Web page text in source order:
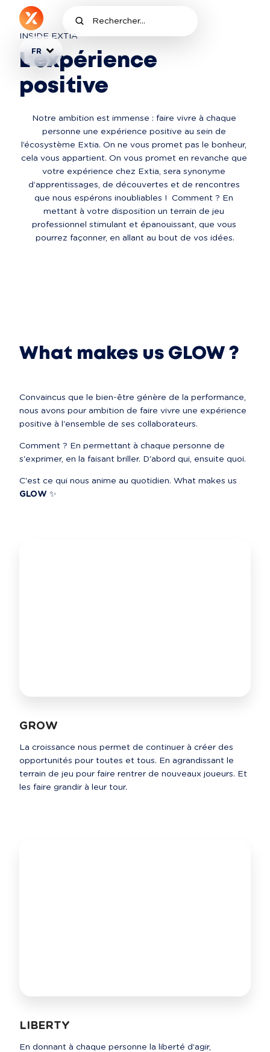
FR
INSIDE EXTIA
L'expérience
positive
Notre ambition est immense : faire vivre à chaque
personne une expérience positive au sein de
l’écosystème Extia. On ne vous promet pas le bonheur,
cela vous appartient. On vous promet en revanche que
votre expérience chez Extia, sera synonyme
d’apprentissages, de découvertes et de rencontres
que nous espérons inoubliables !  Comment ? En
mettant à votre disposition un terrain de jeu
professionnel stimulant et épanouissant, que vous
pourrez façonner, en allant au bout de vos idées.
What makes us GLOW ?
Convaincus que le bien-être génère de la performance,
nous avons pour ambition de faire vivre une expérience
positive à l'ensemble de ses collaborateurs.
Comment ? En permettant à chaque personne de
s'exprimer, en la faisant briller. D'abord qui, ensuite quoi.
C'est ce qui nous anime au quotidien. What makes us
GLOW ✨
GROW
La croissance nous permet de continuer à créer des
opportunités pour toutes et tous. En agrandissant le
terrain de jeu pour faire rentrer de nouveaux joueurs. Et
les faire grandir à leur tour.
LIBERTY
En donnant à chaque personne la liberté d’agir,